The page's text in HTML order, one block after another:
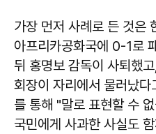
가장 먼저 사례로 든 것은
아프리카공화국에 0-1로
뒤 홍명보 감독이 사퇴했
회장이 자리에서 물러났
를 통해 "말로 표현할 수
국민에게 사과한 사실도